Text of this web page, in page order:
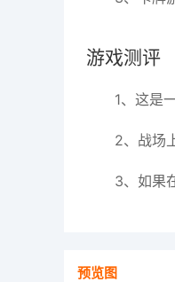
游戏测评
1、这是
2、战场
3、如果
预览图